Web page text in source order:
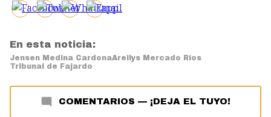
En esta noticia:
Jensen Medina CardonaArellys Mercado Ríos
Tribunal de Fajardo
COMENTARIOS — ¡DEJA EL TUYO!